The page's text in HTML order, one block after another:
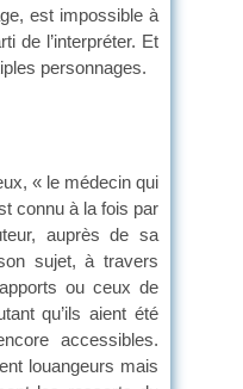
est impossible à
de l’interpréter. Et
personnages.
« le médecin qui
connu à la fois par
auprès de sa
sujet, à travers
ou ceux de
qu’ils aient été
accessibles.
louangeurs mais